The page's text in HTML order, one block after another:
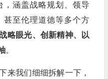
涵盖战略规划、领导
甚至伦理道德等多个方
略眼光、创新精神、以
。
来我们细细拆解一下，